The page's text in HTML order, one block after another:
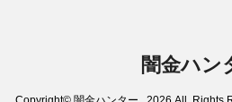
闇金ハン